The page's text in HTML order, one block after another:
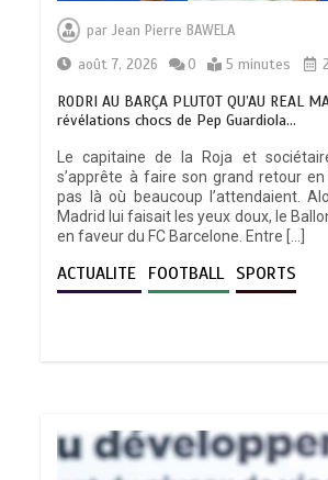
parJean Pierre BAWELA
août 7, 2026
0 5 minutes
RODRI AU BARÇA PLUTOT QU’AU REAL
révélations chocs de Pep Guardiola…
Le capitaine de la Roja et
s’apprête à faire son grand retour en
pas là où beaucoup l’attendaient.
Madrid lui faisait les yeux doux, le
en faveur du FC Barcelone. Entre […]
ACTUALITE FOOTBALL SPORTS